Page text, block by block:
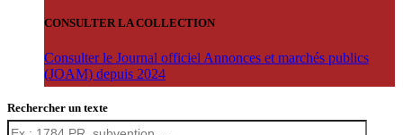
CONSULTER LA COLLECTION
Consulter le Journal officiel Annonces et marchés publics
(JOAM) depuis 2024
Rechercher un texte